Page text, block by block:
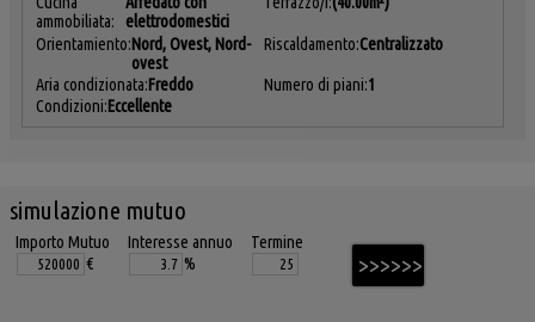
ammobiliata:
elettrodomestici
Orientamiento:Nord, Ovest, Nord-
ovest
Riscaldamento:Centralizzato
Aria condizionata:Freddo Numero di piani:1
Condizioni:Eccellente
simulazione mutuo
Importo Mutuo
€
Interesse annuo
%
Termine